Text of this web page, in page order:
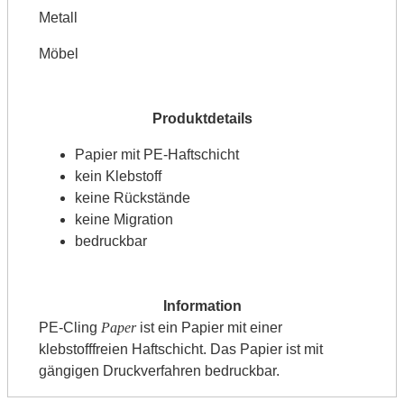
Metall
Möbel
Papier mit PE-Haftschicht
kein Klebstoff
keine Rückstände
keine Migration
bedruckbar
PE-Cling Paperist ein Papier mit einer
klebstofffreien Haftschicht. Das Papier ist mit
gängigen Druckverfahren bedruckbar.